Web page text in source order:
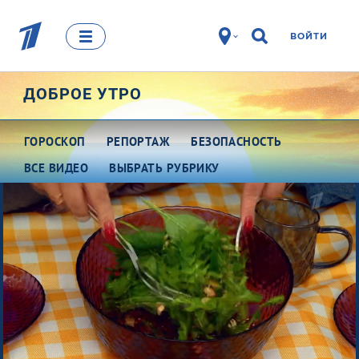
ВОЙТИ
ДОБРОЕ УТРО
ГОРОСКОП РЕПОРТАЖ
БЕЗОПАСНОСТЬ
ВСЕ ВИДЕО
Про деньги
Между тем
Наши гости
Про культуру
Это кино
Разговоры о важном
ВЫБРАТЬ РУБРИКУ